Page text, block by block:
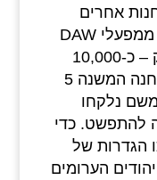
אחרים
בלובלין – מנמל התעופה הישן, ממפעלי DAW
ומשאר מחנות המשנה במיידנק – כ-10,000
יהודים בסך הכל. הם הובאו למחנה המשנה 5
נלקחו
ואולצה להתפשט. כדי
הגדרות של
היהודים הערומים